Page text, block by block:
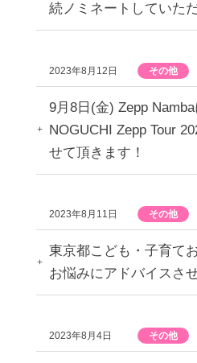
続ノミネートしていた
2023年8月12日 その他
9月8日(金) Zepp
NOGUCHI Zepp Tour
せて頂きます！
2023年8月11日 その他
東京都こども・子育て
お悩みにアドバイスさ
2023年8月4日 その他